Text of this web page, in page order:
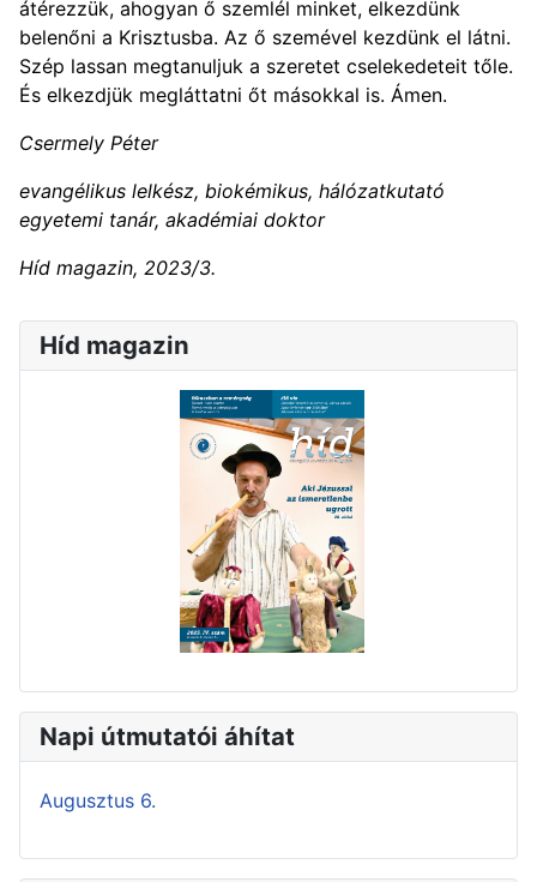
átérezzük, ahogyan ő szemlél minket, elkezdünk
belenőni a Krisztusba. Az ő szemével kezdünk el látni.
Szép lassan megtanuljuk a szeretet cselekedeteit tőle.
És elkezdjük megláttatni őt másokkal is. Ámen.
Csermely Péter
evangélikus lelkész, biokémikus, hálózatkutató
egyetemi tanár, akadémiai doktor
Híd magazin, 2023/3.
Híd magazin
Napi útmutatói áhítat
Augusztus 6.